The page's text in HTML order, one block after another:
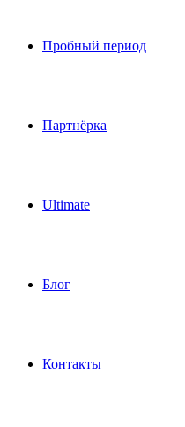
Пробный период
Партнёрка
Ultimate
Блог
Контакты